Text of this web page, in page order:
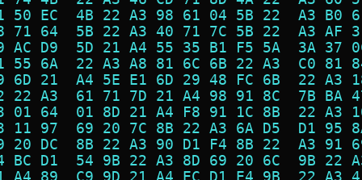
50 EC  4B 22 A3 98 61 04 5B 22  A3
71 64  5B 22 A3 40 71 7C 5B 22  A3
AC D9  5D 21 A4 55 35 B1 F5 5A  3A
55 6A  22 A3 A8 81 6C 6B 22 A3  C0
6D 21  A4 5E E1 6D 29 48 FC 6B  22
22 A3  61 71 7D 21 A4 98 91 8C  7B
01 64  01 8D 21 A4 F8 91 1C 8B  22
11 97  69 20 7C 8B 22 A3 6A D5  D1
20 DC  8B 22 A3 90 D1 F4 8B 22  A3
BC D1  54 9B 22 A3 8D 69 20 6C  9B
A4 89  C9 9D 21 A4 EC D1 E4 9B  22